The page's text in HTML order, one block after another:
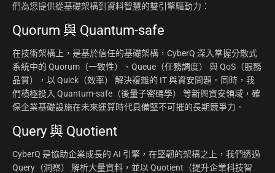
們為您提供從基礎架構到資料智慧的雙引擎驅動力：
Quorum 與 Quantum-safe
在技術架構上，是基於信任的基礎架構，CyberQ 深入掌握分散式
系統中的 Quorum（一致性）、Queue（任務調度） 與 QoS（服務
品質），以 Quick（效率） 解決複雜的 IT 與資安問題。同時，我
們積極投入 Quantum-safe（後量子密碼學） 等新興資安領域，確
保企業基礎設施在未來運算時代具備堅不可摧的長期競爭力。
Query 與 Quotient
CyberQ 是協助企業成長的 AI 引擎，在堅韌的架構之上，我們透過
Query（洞察） 解析大量資料，並以 Quotient（提升企業科技智